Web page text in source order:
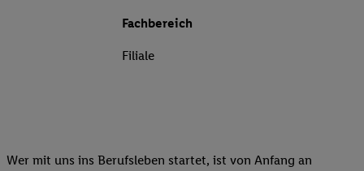
Fachbereich
Filiale
Wer mit uns ins Berufsleben startet, ist von Anfang an